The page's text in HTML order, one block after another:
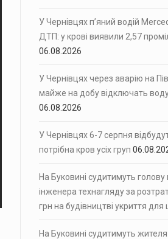
У Чернівцях п’яний водій
ДТП: у крові виявили 2,57
06.08.2026
У Чернівцях через аварію на
майже на добу відключать воду
06.08.2026
У Чернівцях 6-7 серпня
потрібна кров усіх груп
На Буковині судитимуть
інженера технагляду за
грн на будівництві укриття для
На Буковині судитимуть